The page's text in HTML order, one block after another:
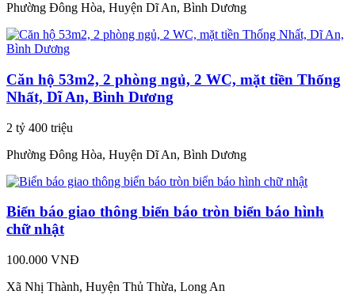
Phường Đông Hòa, Huyện Dĩ An, Bình Dương
Căn hộ 53m2, 2 phòng ngủ, 2 WC, mặt tiền Thống
Nhất, Dĩ An, Bình Dương
2 tỷ 400 triệu
Phường Đông Hòa, Huyện Dĩ An, Bình Dương
Biển báo giao thông biển báo tròn biển báo hình
chữ nhật
100.000 VNĐ
Xã Nhị Thành, Huyện Thủ Thừa, Long An